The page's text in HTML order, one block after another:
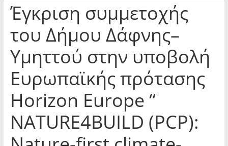
Έγκριση συμμετοχής
του Δήμου Δάφνης–
Υμηττού στην υποβολή
Eυρωπαϊκής πρότασης
Horizon Europe “
NATURE4BUILD (PCP):